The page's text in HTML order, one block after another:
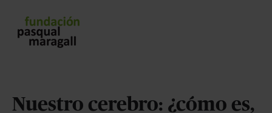
Nuestro cerebro: ¿cómo es,